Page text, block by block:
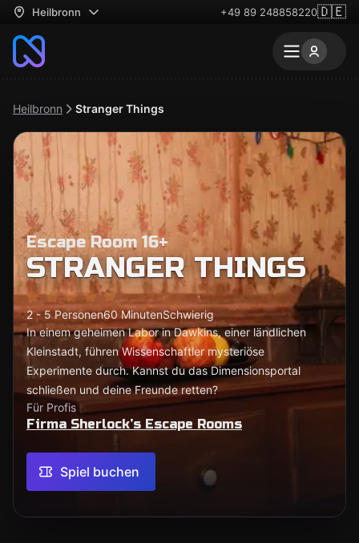
Heilbronn +49 89 248858220🇩🇪
Heilbronn Stranger Things
Escape Room 16+
STRANGER THINGS
2 - 5 Personen60 MinutenSchwierig
In einem geheimen Labor in Dawkins, einer ländlichen
Kleinstadt, führen Wissenschaftler mysteriöse
Experimente durch. Kannst du das Dimensionsportal
schließen und deine Freunde retten?
Für Profis
Firma Sherlock’s Escape Rooms
Spiel buchen